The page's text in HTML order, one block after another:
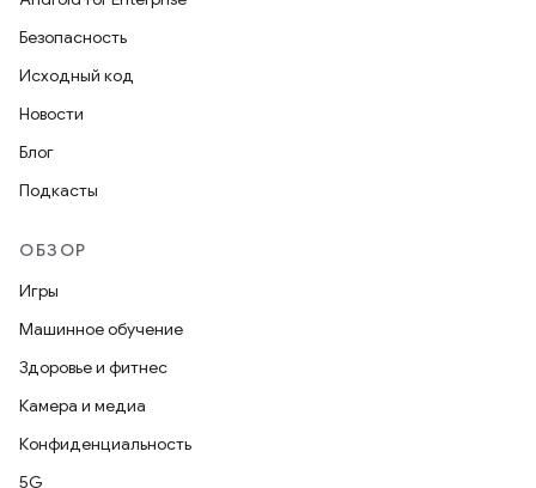
Безопасность
Исходный код
Новости
Блог
Подкасты
ОБЗОР
Игры
Машинное обучение
Здоровье и фитнес
Камера и медиа
Конфиденциальность
5G